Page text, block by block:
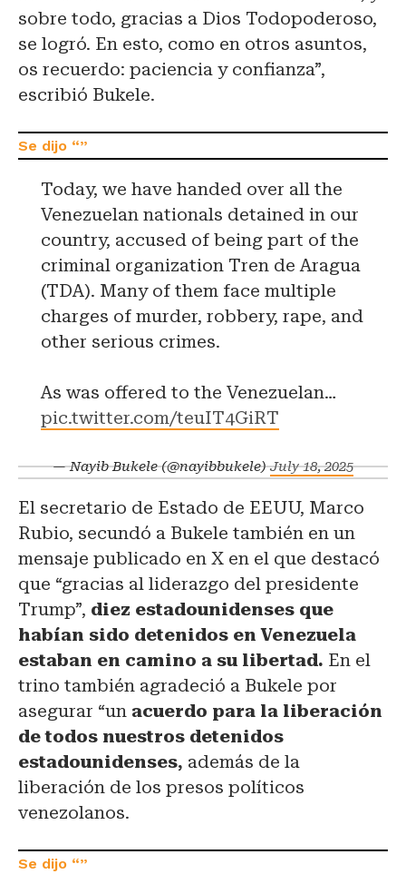
sobre todo, gracias a Dios Todopoderoso,
se logró. En esto, como en otros asuntos,
os recuerdo: paciencia y confianza”,
escribió Bukele.
Today, we have handed over all the
Venezuelan nationals detained in our
country, accused of being part of the
criminal organization Tren de Aragua
(TDA). Many of them face multiple
charges of murder, robbery, rape, and
other serious crimes.
As was offered to the Venezuelan…
pic.twitter.com/teuIT4GiRT
— Nayib Bukele (@nayibbukele)July 18, 2025
El secretario de Estado de EEUU, Marco
Rubio, secundó a Bukele también en un
mensaje publicado en X en el que destacó
que “gracias al liderazgo del presidente
Trump”, diez estadounidenses que
habían sido detenidos en Venezuela
estaban en camino a su libertad. En el
trino también agradeció a Bukele por
asegurar “un acuerdo para la liberación
de todos nuestros detenidos
estadounidenses, además de la
liberación de los presos políticos
venezolanos.